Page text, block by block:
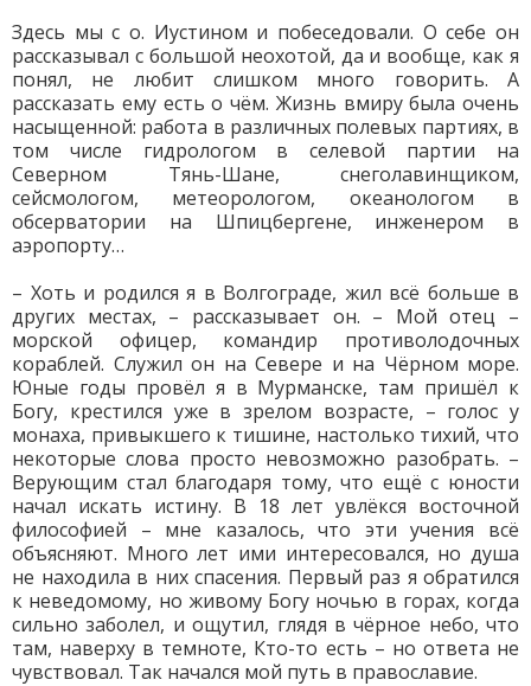
Здесь мы с о. Иустином и побеседовали. О себе он
рассказывал с большой неохотой, да и вообще, как я
понял, не любит слишком много говорить. А
рассказать ему есть о чём. Жизнь вмиру была очень
насыщенной: работа в различных полевых партиях, в
том числе гидрологом в селевой партии на
Северном Тянь-Шане, снеголавинщиком,
сейсмологом, метеорологом, океанологом в
обсерватории на Шпицбергене, инженером в
аэропорту…
– Хоть и родился я в Волгограде, жил всё больше в
других местах, – рассказывает он. – Мой отец –
морской офицер, командир противолодочных
кораблей. Служил он на Севере и на Чёрном море.
Юные годы провёл я в Мурманске, там пришёл к
Богу, крестился уже в зрелом возрасте, – голос у
монаха, привыкшего к тишине, настолько тихий, что
некоторые слова просто невозможно разобрать. –
Верующим стал благодаря тому, что ещё с юности
начал искать истину. В 18 лет увлёкся восточной
философией – мне казалось, что эти учения всё
объясняют. Много лет ими интересовался, но душа
не находила в них спасения. Первый раз я обратился
к неведомому, но живому Богу ночью в горах, когда
сильно заболел, и ощутил, глядя в чёрное небо, что
там, наверху в темноте, Кто-то есть – но ответа не
чувствовал. Так начался мой путь в православие.